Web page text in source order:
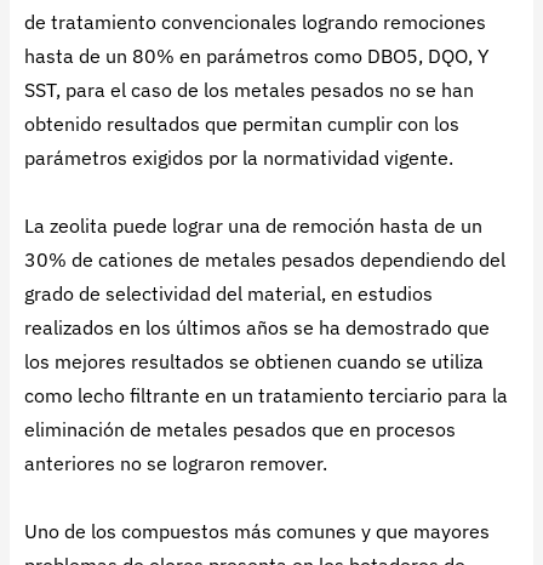
de tratamiento convencionales logrando remociones
hasta de un 80% en parámetros como DBO5, DQO, Y
SST, para el caso de los metales pesados no se han
obtenido resultados que permitan cumplir con los
parámetros exigidos por la normatividad vigente.
La zeolita puede lograr una de remoción hasta de un
30% de cationes de metales pesados dependiendo del
grado de selectividad del material, en estudios
realizados en los últimos años se ha demostrado que
los mejores resultados se obtienen cuando se utiliza
como lecho filtrante en un tratamiento terciario para la
eliminación de metales pesados que en procesos
anteriores no se lograron remover.
Uno de los compuestos más comunes y que mayores